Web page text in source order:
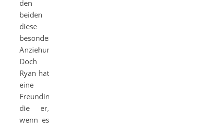
den
beiden
diese
besondere
Anziehung.
Doch
Ryan hat
eine
Freundin,
die er,
wenn es